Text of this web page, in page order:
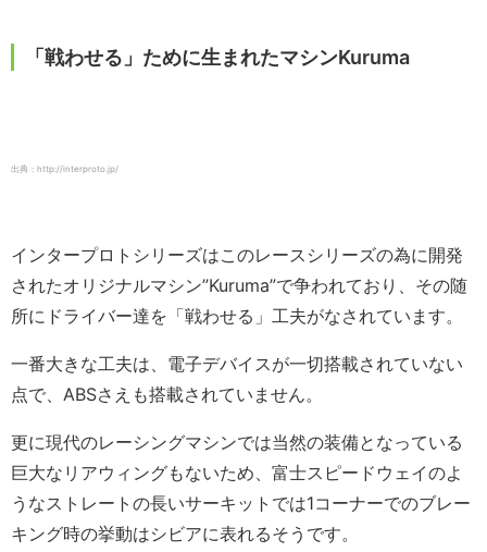
「戦わせる」ために生まれたマシンKuruma
出典：http://interproto.jp/
インタープロトシリーズはこのレースシリーズの為に開発
されたオリジナルマシン”Kuruma”で争われており、その随
所にドライバー達を「戦わせる」工夫がなされています。
一番大きな工夫は、電子デバイスが一切搭載されていない
点で、ABSさえも搭載されていません。
更に現代のレーシングマシンでは当然の装備となっている
巨大なリアウィングもないため、富士スピードウェイのよ
うなストレートの長いサーキットでは1コーナーでのブレー
キング時の挙動はシビアに表れるそうです。